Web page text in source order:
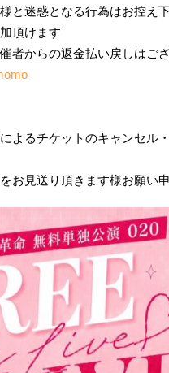
と迷惑となる行為はお控え
頂けます
からの返金払い戻しはござ
よるチケットのキャンセル
お見送り頂きます様お願い